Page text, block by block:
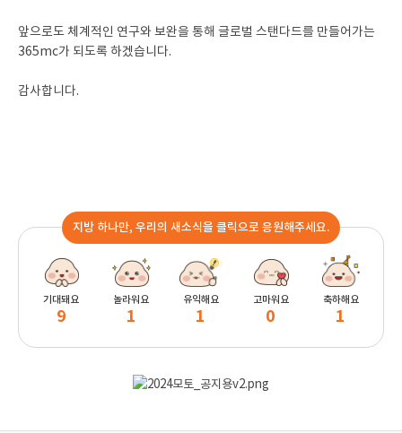
앞으로도 체계적인 연구와 보완을 통해 글로벌 스탠다드를 만들어가는
365mc가 되도록 하겠습니다.
감사합니다.
지방 하나만, 우리의 새소식을 클릭으로 응원해주세요.
기대돼요
9
놀라워요
1
유익해요
1
고마워요
0
축하해요
1